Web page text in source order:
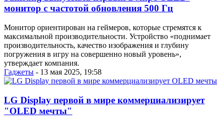
монитор с частотой обновления 500 Гц
Монитор ориентирован на геймеров, которые стремятся к
максимальной производительности. Устройство «поднимает
производительность, качество изображения и глубину
погружения в игру на совершенно новый уровень»,
утверждает компания.
Гаджеты - 13 мая 2025, 19:58
LG Display первой в мире коммерциализирует
"OLED мечты"